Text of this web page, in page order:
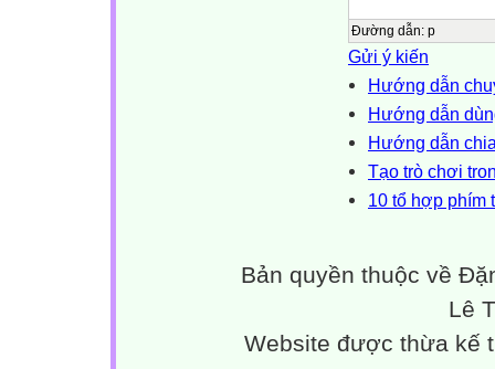
Đường dẫn: p
Gửi ý kiến
Hướng dẫn
Hướng dẫn
Hướng dẫn
Tạo trò chơi
10 tổ hợp phím
Bản quyền thuộc về
Lê
Website được thừa kế